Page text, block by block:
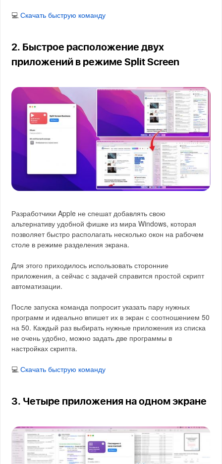
💻Скачать быструю команду
2. Быстрое расположение двух
приложений в режиме Split Screen
Разработчики Apple не спешат добавлять свою
альтернативу удобной фишке из мира Windows, которая
позволяет быстро располагать несколько окон на рабочем
столе в режиме разделения экрана.
Для этого приходилось использовать сторонние
приложения, а сейчас с задачей справится простой скрипт
автоматизации.
После запуска команда попросит указать пару нужных
программ и идеально впишет их в экран с соотношением 50
на 50. Каждый раз выбирать нужные приложения из списка
не очень удобно, можно задать две программы в
настройках скрипта.
💻Скачать быструю команду
3. Четыре приложения на одном экране